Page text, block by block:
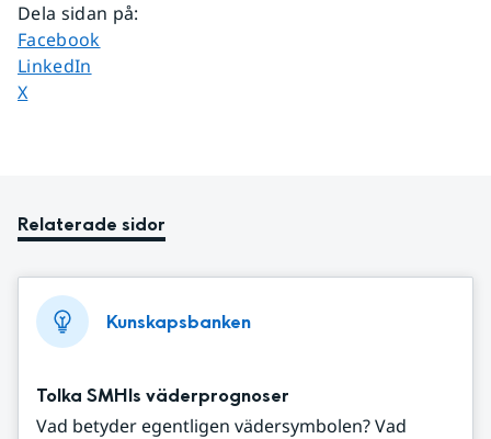
Dela sidan på:
Dela sidan på
Facebook
Dela sidan på
LinkedIn
Dela sidan på
X
Relaterade sidor
Kunskapsbanken
Tolka SMHIs väderprognoser
Vad betyder egentligen vädersymbolen? Vad